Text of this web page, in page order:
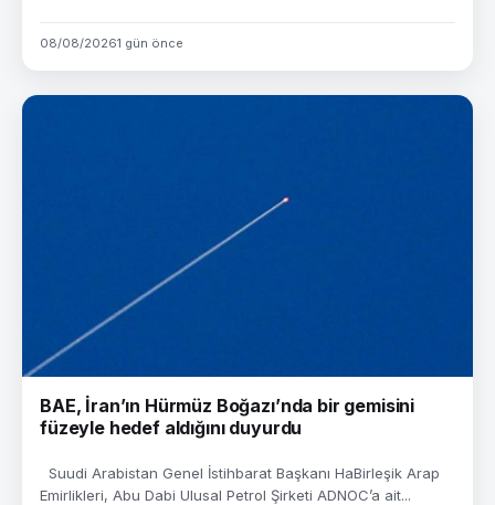
08/08/20261 gün önce
BAE, İran’ın Hürmüz Boğazı’nda bir gemisini
füzeyle hedef aldığını duyurdu
Suudi Arabistan Genel İstihbarat Başkanı HaBirleşik Arap
Emirlikleri, Abu Dabi Ulusal Petrol Şirketi ADNOC’a ait...